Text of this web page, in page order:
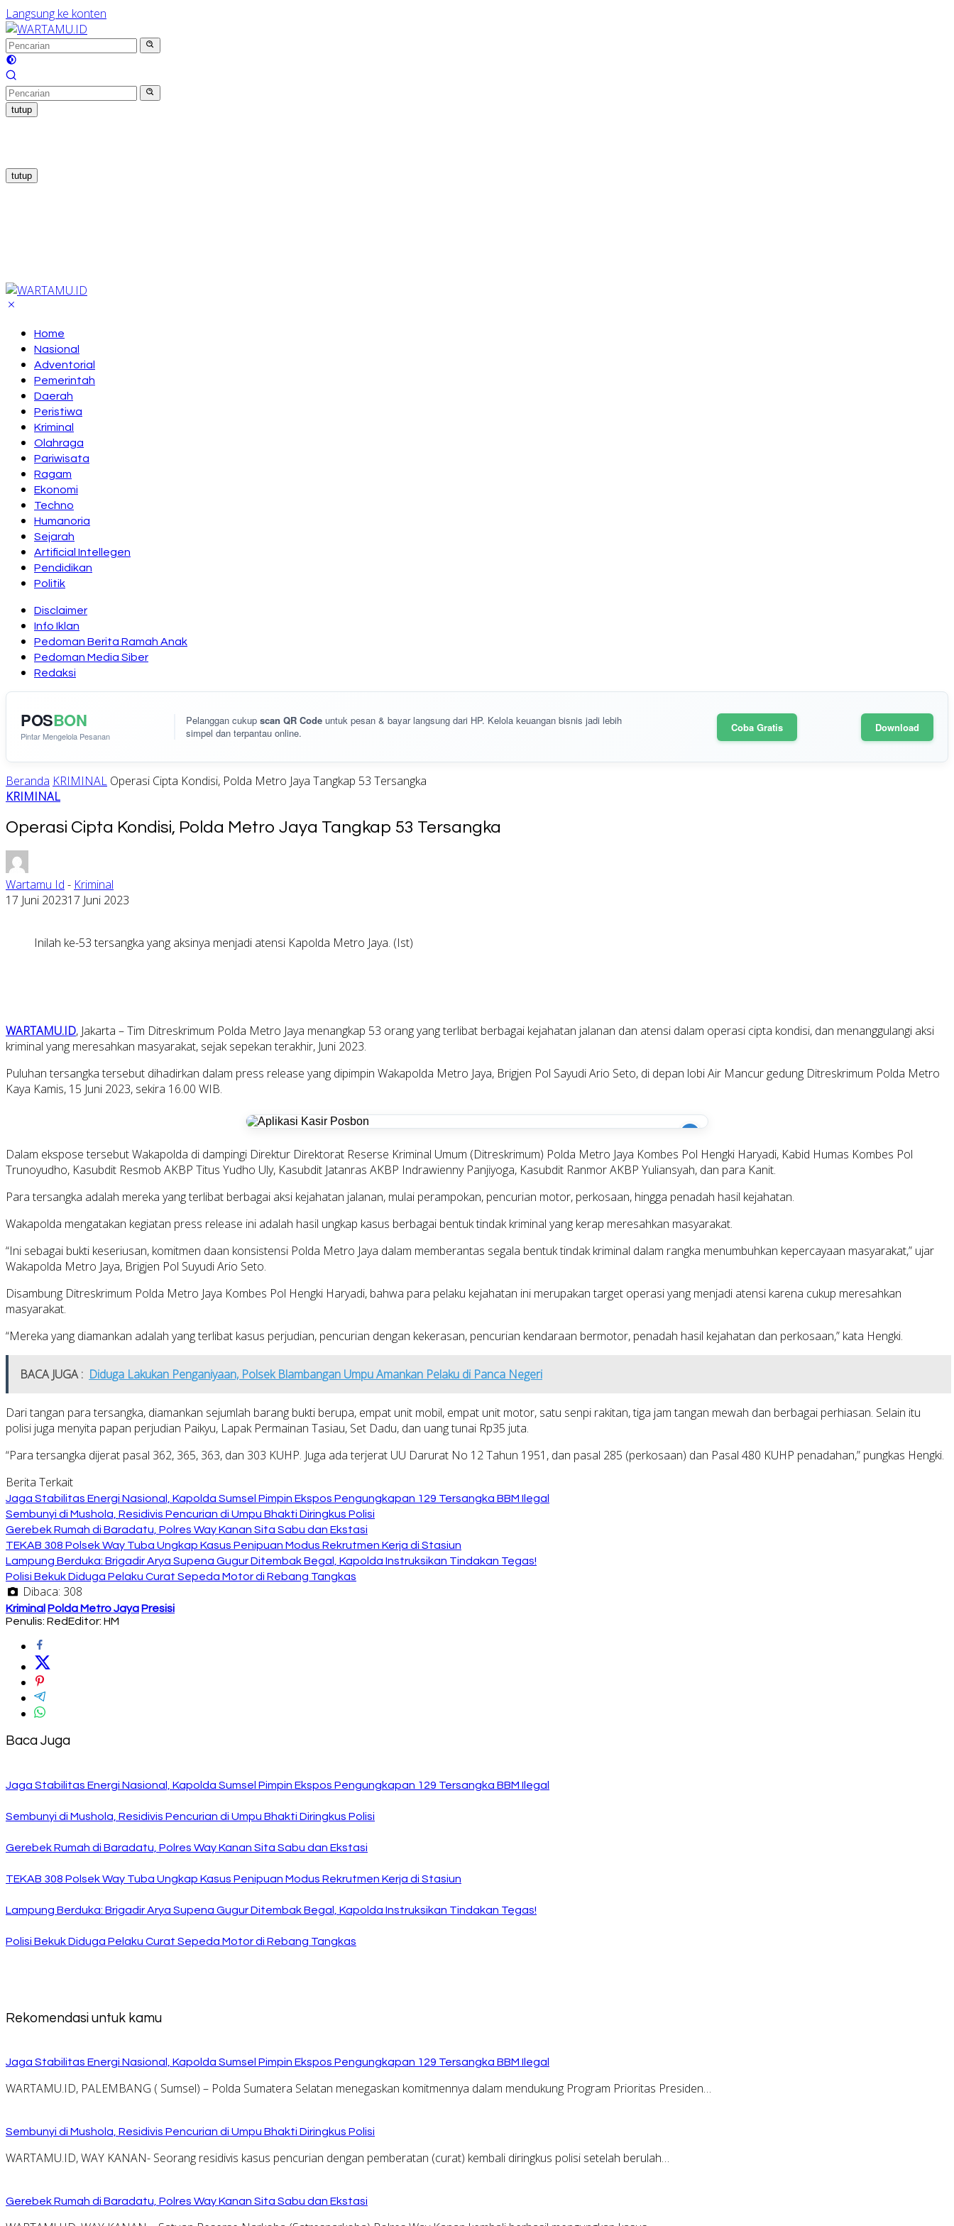
Langsung ke konten
tutup
tutup
Home
Nasional
Adventorial
Pemerintah
Daerah
Peristiwa
Kriminal
Olahraga
Pariwisata
Ragam
Ekonomi
Techno
Humanoria
Sejarah
Artificial Intellegen
Pendidikan
Politik
Disclaimer
Info Iklan
Pedoman Berita Ramah Anak
Pedoman Media Siber
Redaksi
POSBON
Pintar Mengelola Pesanan
Pelanggan cukup scan QR Code untuk pesan & bayar langsung dari HP. Kelola keuangan bisnis jadi lebih
simpel dan terpantau online.
Coba Gratis Download
Beranda KRIMINAL Operasi Cipta Kondisi, Polda Metro Jaya Tangkap 53 Tersangka
KRIMINAL
Operasi Cipta Kondisi, Polda Metro Jaya Tangkap 53 Tersangka
Wartamu Id - Kriminal
17 Juni 202317 Juni 2023
Inilah ke-53 tersangka yang aksinya menjadi atensi Kapolda Metro Jaya. (Ist)
WARTAMU.ID, Jakarta – Tim Ditreskrimum Polda Metro Jaya menangkap 53 orang yang terlibat berbagai kejahatan jalanan dan atensi dalam operasi cipta kondisi, dan menanggulangi aksi
kriminal yang meresahkan masyarakat, sejak sepekan terakhir, Juni 2023.
Puluhan tersangka tersebut dihadirkan dalam press release yang dipimpin Wakapolda Metro Jaya, Brigjen Pol Sayudi Ario Seto, di depan lobi Air Mancur gedung Ditreskrimum Polda Metro
Kaya Kamis, 15 Juni 2023, sekira 16.00 WIB.
i
Dalam ekspose tersebut Wakapolda di dampingi Direktur Direktorat Reserse Kriminal Umum (Ditreskrimum) Polda Metro Jaya Kombes Pol Hengki Haryadi, Kabid Humas Kombes Pol
Trunoyudho, Kasubdit Resmob AKBP Titus Yudho Uly, Kasubdit Jatanras AKBP Indrawienny Panjiyoga, Kasubdit Ranmor AKBP Yuliansyah, dan para Kanit.
Para tersangka adalah mereka yang terlibat berbagai aksi kejahatan jalanan, mulai perampokan, pencurian motor, perkosaan, hingga penadah hasil kejahatan.
Wakapolda mengatakan kegiatan press release ini adalah hasil ungkap kasus berbagai bentuk tindak kriminal yang kerap meresahkan masyarakat.
“Ini sebagai bukti keseriusan, komitmen daan konsistensi Polda Metro Jaya dalam memberantas segala bentuk tindak kriminal dalam rangka menumbuhkan kepercayaan masyarakat,” ujar
Wakapolda Metro Jaya, Brigjen Pol Suyudi Ario Seto.
Disambung Ditreskrimum Polda Metro Jaya Kombes Pol Hengki Haryadi, bahwa para pelaku kejahatan ini merupakan target operasi yang menjadi atensi karena cukup meresahkan
masyarakat.
“Mereka yang diamankan adalah yang terlibat kasus perjudian, pencurian dengan kekerasan, pencurian kendaraan bermotor, penadah hasil kejahatan dan perkosaan,” kata Hengki.
BACA JUGA : Diduga Lakukan Penganiyaan, Polsek Blambangan Umpu Amankan Pelaku di Panca Negeri
Dari tangan para tersangka, diamankan sejumlah barang bukti berupa, empat unit mobil, empat unit motor, satu senpi rakitan, tiga jam tangan mewah dan berbagai perhiasan. Selain itu
polisi juga menyita papan perjudian Paikyu, Lapak Permainan Tasiau, Set Dadu, dan uang tunai Rp35 juta.
“Para tersangka dijerat pasal 362, 365, 363, dan 303 KUHP. Juga ada terjerat UU Darurat No 12 Tahun 1951, dan pasal 285 (perkosaan) dan Pasal 480 KUHP penadahan,” pungkas Hengki.
Berita Terkait
Jaga Stabilitas Energi Nasional, Kapolda Sumsel Pimpin Ekspos Pengungkapan 129 Tersangka BBM Ilegal
Sembunyi di Mushola, Residivis Pencurian di Umpu Bhakti Diringkus Polisi
Gerebek Rumah di Baradatu, Polres Way Kanan Sita Sabu dan Ekstasi
TEKAB 308 Polsek Way Tuba Ungkap Kasus Penipuan Modus Rekrutmen Kerja di Stasiun
Lampung Berduka: Brigadir Arya Supena Gugur Ditembak Begal, Kapolda Instruksikan Tindakan Tegas!
Polisi Bekuk Diduga Pelaku Curat Sepeda Motor di Rebang Tangkas
Dibaca: 308
KriminalPolda Metro JayaPresisi
Penulis: RedEditor: HM
Baca Juga
Jaga Stabilitas Energi Nasional, Kapolda Sumsel Pimpin Ekspos Pengungkapan 129 Tersangka BBM Ilegal
Sembunyi di Mushola, Residivis Pencurian di Umpu Bhakti Diringkus Polisi
Gerebek Rumah di Baradatu, Polres Way Kanan Sita Sabu dan Ekstasi
TEKAB 308 Polsek Way Tuba Ungkap Kasus Penipuan Modus Rekrutmen Kerja di Stasiun
Lampung Berduka: Brigadir Arya Supena Gugur Ditembak Begal, Kapolda Instruksikan Tindakan Tegas!
Polisi Bekuk Diduga Pelaku Curat Sepeda Motor di Rebang Tangkas
Rekomendasi untuk kamu
Jaga Stabilitas Energi Nasional, Kapolda Sumsel Pimpin Ekspos Pengungkapan 129 Tersangka BBM Ilegal
WARTAMU.ID, PALEMBANG ( Sumsel) – Polda Sumatera Selatan menegaskan komitmennya dalam mendukung Program Prioritas Presiden…
Sembunyi di Mushola, Residivis Pencurian di Umpu Bhakti Diringkus Polisi
WARTAMU.ID, WAY KANAN- Seorang residivis kasus pencurian dengan pemberatan (curat) kembali diringkus polisi setelah berulah…
Gerebek Rumah di Baradatu, Polres Way Kanan Sita Sabu dan Ekstasi